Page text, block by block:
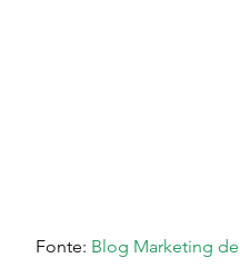
Fonte: Blog Marketing